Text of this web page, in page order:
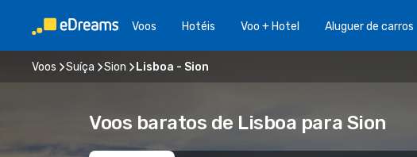
Voos Hotéis Voo + Hotel Aluguer de carros
Voos Suíça Sion Lisboa - Sion
Voos baratos de Lisboa para Sion